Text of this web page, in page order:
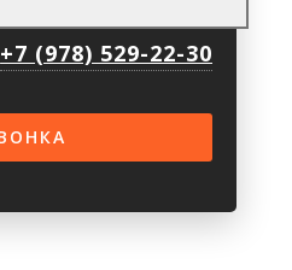
+7 (978) 529-22-30